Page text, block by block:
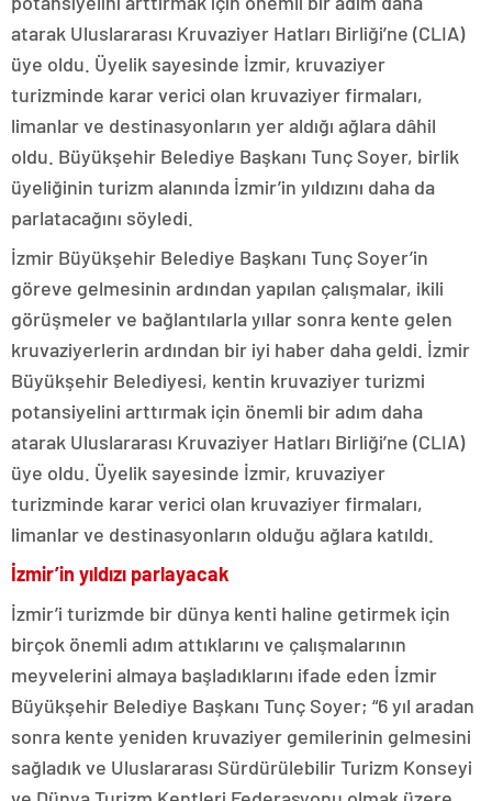
atarak Uluslararası Kruvaziyer Hatları Birliği’ne (CLIA)
üye oldu. Üyelik sayesinde İzmir, kruvaziyer
turizminde karar verici olan kruvaziyer firmaları,
limanlar ve destinasyonların yer aldığı ağlara dâhil
oldu. Büyükşehir Belediye Başkanı Tunç Soyer, birlik
üyeliğinin turizm alanında İzmir’in yıldızını daha da
parlatacağını söyledi.
İzmir Büyükşehir Belediye Başkanı Tunç Soyer’in
göreve gelmesinin ardından yapılan çalışmalar, ikili
görüşmeler ve bağlantılarla yıllar sonra kente gelen
kruvaziyerlerin ardından bir iyi haber daha geldi. İzmir
Büyükşehir Belediyesi, kentin kruvaziyer turizmi
potansiyelini arttırmak için önemli bir adım daha
atarak Uluslararası Kruvaziyer Hatları Birliği’ne (CLIA)
üye oldu. Üyelik sayesinde İzmir, kruvaziyer
turizminde karar verici olan kruvaziyer firmaları,
limanlar ve destinasyonların olduğu ağlara katıldı.
İzmir’in yıldızı parlayacak
İzmir’i turizmde bir dünya kenti haline getirmek için
birçok önemli adım attıklarını ve çalışmalarının
meyvelerini almaya başladıklarını ifade eden İzmir
Büyükşehir Belediye Başkanı Tunç Soyer; “6 yıl aradan
sonra kente yeniden kruvaziyer gemilerinin gelmesini
sağladık ve Uluslararası Sürdürülebilir Turizm Konseyi